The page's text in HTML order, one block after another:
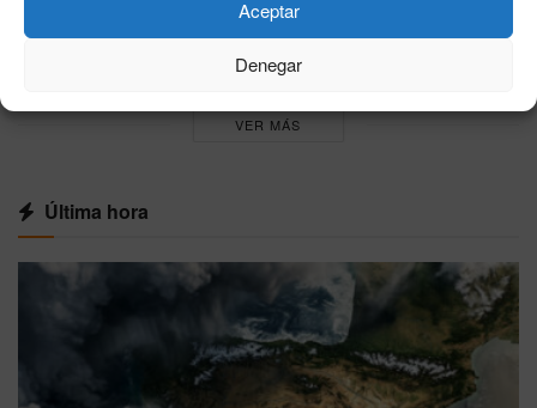
Aceptar
Denegar
con 2027 en el horizonte
VER MÁS
Última hora